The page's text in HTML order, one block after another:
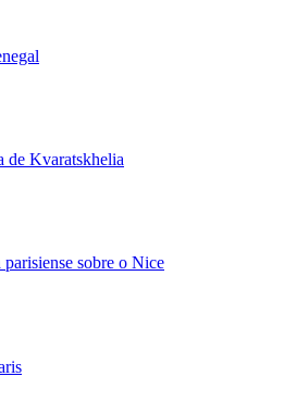
de Kvaratskhelia
sobre o Nice